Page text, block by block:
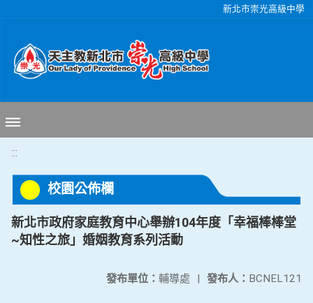
新北市崇光高級中學
:::
校園公佈欄
新北市政府家庭教育中心舉辦104年度「幸福棒棒堂
~知性之旅」婚姻教育系列活動
發布人： BCNEL121
發布單位： 輔導處 |